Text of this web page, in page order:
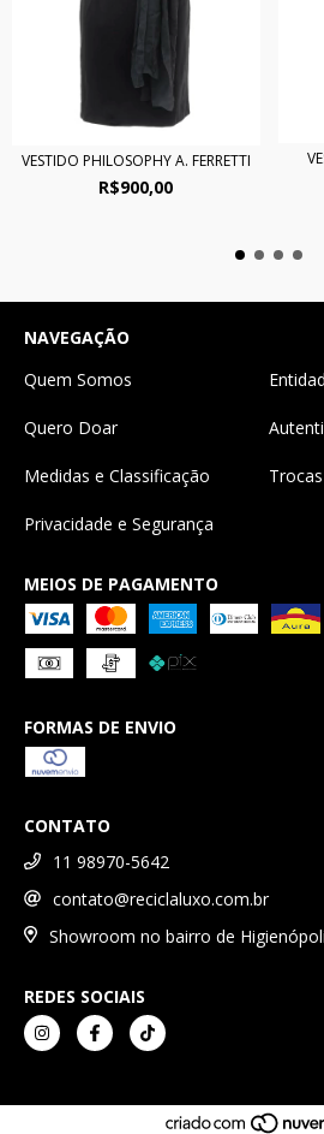
VESTIDO PHILOSOPHY A. FERRETTI
R$900,00
NAVEGAÇÃO
Quem Somos
Quero Doar
Medidas e Classificação
Privacidade e Segurança
MEIOS DE PAGAMENTO
FORMAS DE ENVIO
CONTATO
11 98970-5642
contato@reciclaluxo.com.br
Showroom no bairro de
REDES SOCIAIS